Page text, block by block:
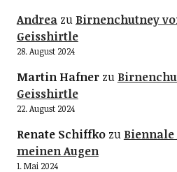
Andreazu Birnenchutney
Geisshirtle
28. August 2024
Martin Hafnerzu
Geisshirtle
22. August 2024
Renate Schiffkozu Biennale
meinen Augen
1. Mai 2024